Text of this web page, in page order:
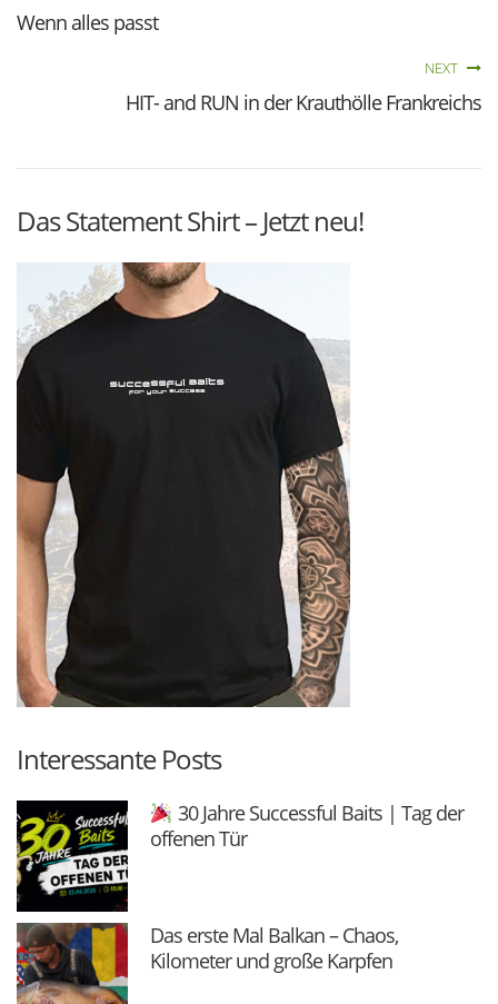
Wenn alles passt
NEXT
HIT- and RUN in der Krauthölle Frankreichs
Das Statement Shirt – Jetzt neu!
Interessante Posts
30 Jahre Successful Baits | Tag der
offenen Tür
Das erste Mal Balkan – Chaos,
Kilometer und große Karpfen